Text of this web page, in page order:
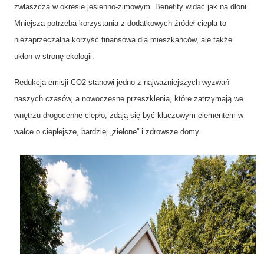
zwłaszcza w okresie jesienno-zimowym. Benefity widać jak na dłoni.
Mniejsza potrzeba korzystania z dodatkowych źródeł ciepła to
niezaprzeczalna korzyść finansowa dla mieszkańców, ale także
ukłon w stronę ekologii.
Redukcja emisji CO2 stanowi jedno z najważniejszych wyzwań
naszych czasów, a nowoczesne przeszklenia, które zatrzymają we
wnętrzu drogocenne ciepło, zdają się być kluczowym elementem w
walce o cieplejsze, bardziej „zielone” i zdrowsze domy.